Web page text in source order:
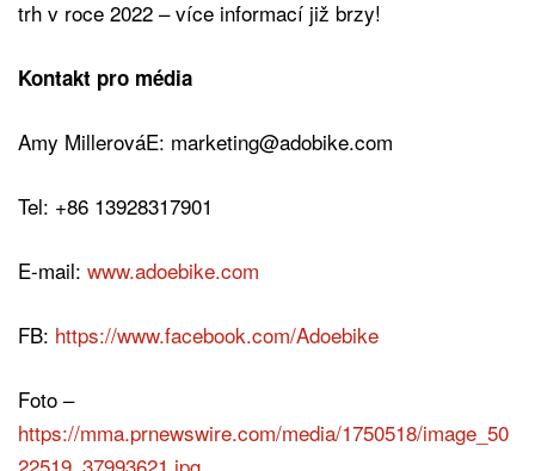
trh v roce 2022 – více informací již brzy!
Kontakt pro média
Amy MillerováE: marketing@adobike.com
Tel: +86 13928317901
E-mail: www.adoebike.com
FB: https://www.facebook.com/Adoebike
Foto –
https://mma.prnewswire.com/media/1750518/image_50